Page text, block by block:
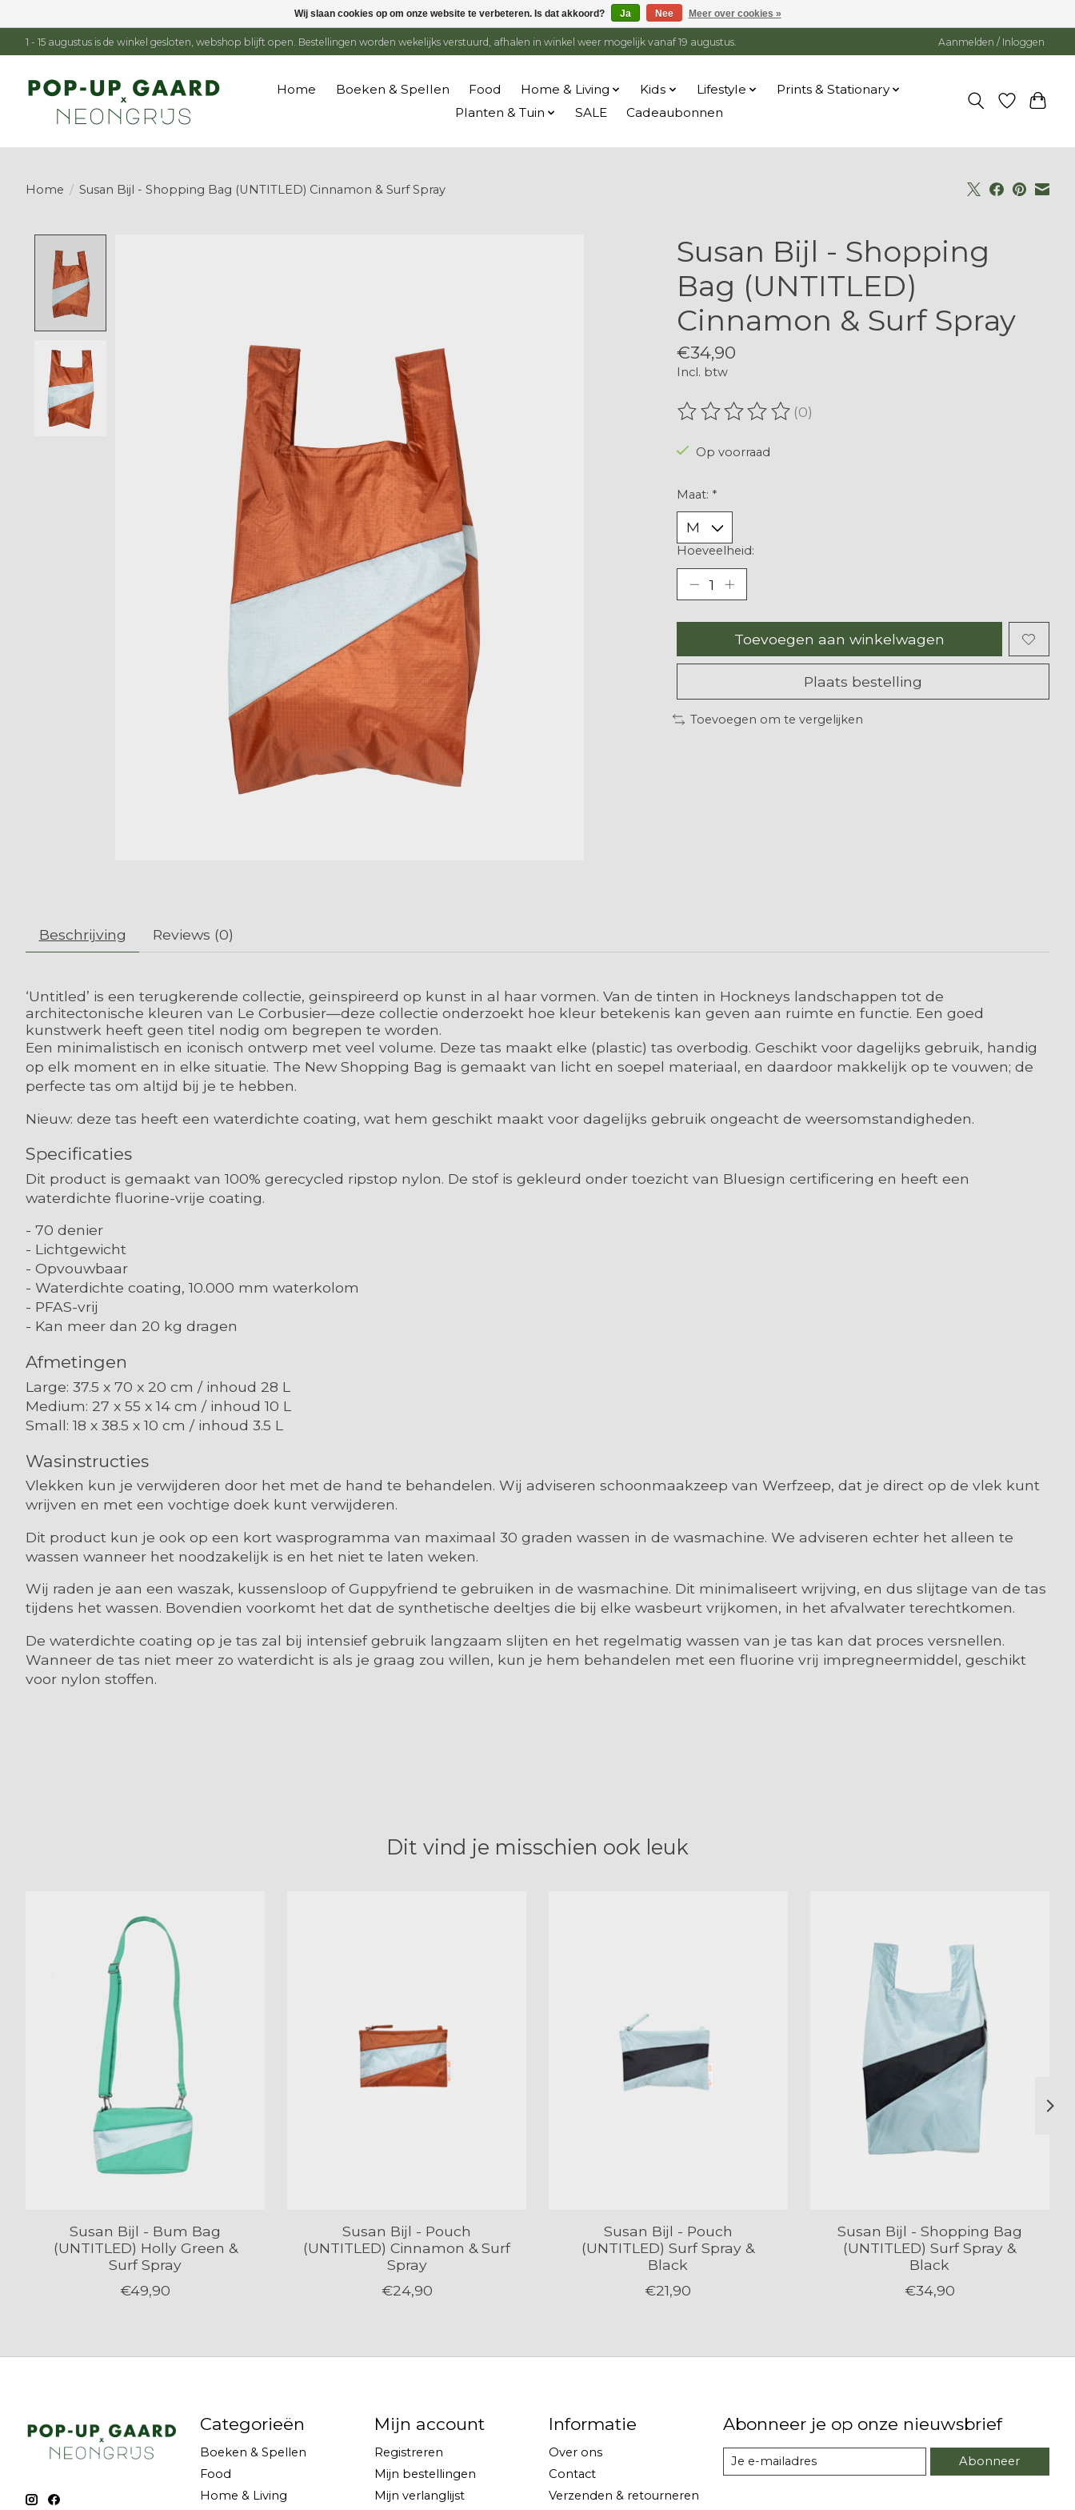
1 - 15 augustus is de winkel gesloten, webshop blijft open. Bestellingen worden wekelijks verstuurd, afhalen in winkel weer mogelijk vanaf 19 augustus. Aanmelden / Inloggen
Home Boeken & Spellen Food Home & Living Kids Lifestyle
Prints & Stationary
Planten & Tuin
SALE Cadeaubonnen
Home / Susan Bijl - Shopping Bag (UNTITLED) Cinnamon & Surf Spray
Susan Bijl - Shopping
Bag (UNTITLED)
Cinnamon & Surf Spray
€34,90
Incl. btw
De beoordeling van dit product is
(0)
Op voorraad
Maat: *
Hoeveelheid:
Toevoegen aan winkelwagen
Plaats bestelling
Toevoegen om te vergelijken
Beschrijving Reviews (0)
‘Untitled’ is een terugkerende collectie, geïnspireerd op kunst in al haar vormen. Van de tinten in Hockneys landschappen tot de
architectonische kleuren van Le Corbusier—deze collectie onderzoekt hoe kleur betekenis kan geven aan ruimte en functie. Een goed
kunstwerk heeft geen titel nodig om begrepen te worden.
Een minimalistisch en iconisch ontwerp met veel volume. Deze tas maakt elke (plastic) tas overbodig. Geschikt voor dagelijks gebruik, handig
op elk moment en in elke situatie. The New Shopping Bag is gemaakt van licht en soepel materiaal, en daardoor makkelijk op te vouwen; de
perfecte tas om altijd bij je te hebben.
Nieuw: deze tas heeft een waterdichte coating, wat hem geschikt maakt voor dagelijks gebruik ongeacht de weersomstandigheden.
Specificaties
Dit product is gemaakt van 100% gerecycled ripstop nylon. De stof is gekleurd onder toezicht van Bluesign certificering en heeft een
waterdichte fluorine-vrije coating.
- 70 denier
- Lichtgewicht
- Opvouwbaar
- Waterdichte coating, 10.000 mm waterkolom
- PFAS-vrij
- Kan meer dan 20 kg dragen
Afmetingen
Large: 37.5 x 70 x 20 cm / inhoud 28 L
Medium: 27 x 55 x 14 cm / inhoud 10 L
Small: 18 x 38.5 x 10 cm / inhoud 3.5 L
Wasinstructies
Vlekken kun je verwijderen door het met de hand te behandelen. Wij adviseren schoonmaakzeep van Werfzeep, dat je direct op de vlek kunt
wrijven en met een vochtige doek kunt verwijderen.
Dit product kun je ook op een kort wasprogramma van maximaal 30 graden wassen in de wasmachine. We adviseren echter het alleen te
wassen wanneer het noodzakelijk is en het niet te laten weken.
Wij raden je aan een waszak, kussensloop of Guppyfriend te gebruiken in de wasmachine. Dit minimaliseert wrijving, en dus slijtage van de tas
tijdens het wassen. Bovendien voorkomt het dat de synthetische deeltjes die bij elke wasbeurt vrijkomen, in het afvalwater terechtkomen.
De waterdichte coating op je tas zal bij intensief gebruik langzaam slijten en het regelmatig wassen van je tas kan dat proces versnellen.
Wanneer de tas niet meer zo waterdicht is als je graag zou willen, kun je hem behandelen met een fluorine vrij impregneermiddel, geschikt
voor nylon stoffen.
Dit vind je misschien ook leuk
Susan Bijl - Bum Bag
(UNTITLED) Holly Green &
Surf Spray
€49,90
Susan Bijl - Pouch
(UNTITLED) Cinnamon & Surf
Spray
€24,90
Susan Bijl - Pouch
(UNTITLED) Surf Spray &
Black
€21,90
Susan Bijl - Shopping Bag
(UNTITLED) Surf Spray &
Black
€34,90
Categorieën
Boeken & Spellen
Food
Home & Living
Mijn account
Registreren
Mijn bestellingen
Mijn verlanglijst
Informatie
Over ons
Contact
Verzenden & retourneren
Abonneer je op onze nieuwsbrief
Abonneer
Wij slaan cookies op om onze website te verbeteren. Is dat akkoord? Ja Nee Meer over cookies »